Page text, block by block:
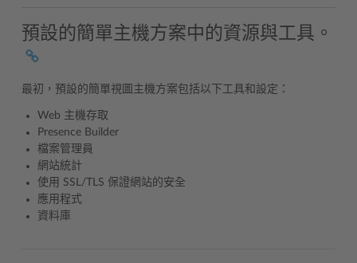
預設的簡單主機方案中的資源與工具。
最初，預設的簡單視圖主機方案包括以下工具和設定：
Web 主機存取
Presence Builder
檔案管理員
網站統計
使用 SSL/TLS 保證網站的安全
應用程式
資料庫